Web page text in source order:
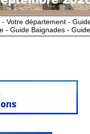
Votre département -
- Guide Baignades -